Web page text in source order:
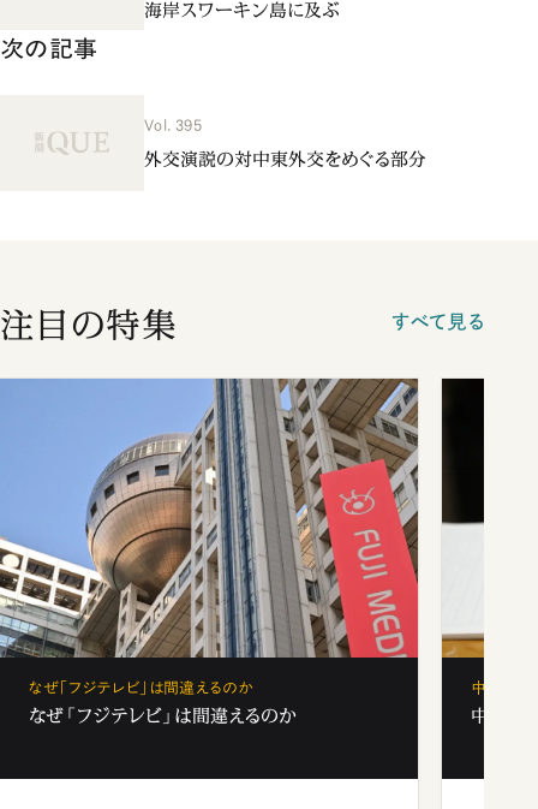
海岸スワーキン島に及ぶ
次の記事
Vol. 395
外交演説の対中東外交をめぐる部分
注目の特集 すべて見る
なぜ「フジテレビ」は間違えるのか
なぜ「フジテレビ」は間違えるのか
中学受験
中学受